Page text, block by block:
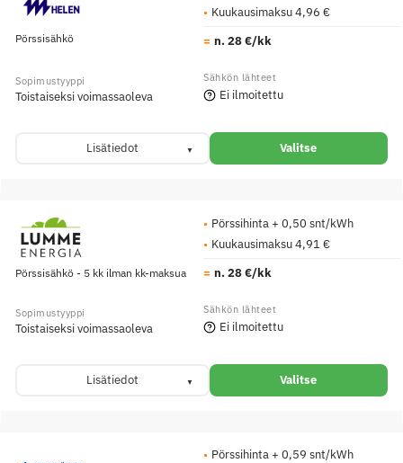
Pörssisähkö
Kuukausimaksu 4,96 €
n. 28 €/kk
Toistaiseksi voimassaoleva Ei ilmoitettu
Lisätiedot Valitse
Pörssisähkö - 5 kk ilman kk-maksua
Pörssihinta + 0,50 snt/kWh
Kuukausimaksu 4,91 €
n. 28 €/kk
Toistaiseksi voimassaoleva Ei ilmoitettu
Lisätiedot Valitse
Pörssihinta + 0,59 snt/kWh